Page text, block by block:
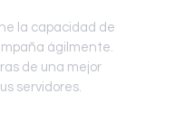
la capacidad de
ágilmente.
de una mejor
servidores.